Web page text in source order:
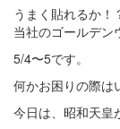
うまく貼れるか！
当社のゴールデン
5/4〜5です。
何かお困りの際は
今日は、昭和天皇